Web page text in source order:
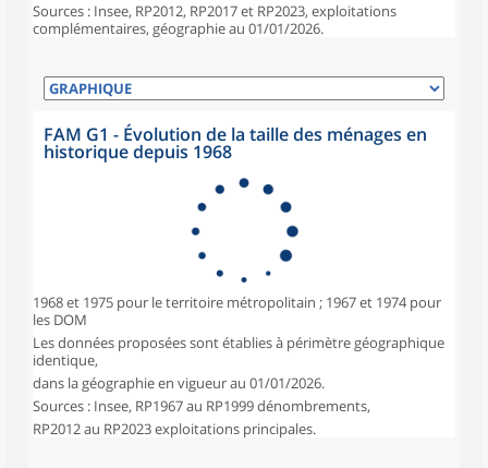
Sources : Insee, RP2012, RP2017 et RP2023, exploitations
complémentaires, géographie au 01/01/2026.
FAM G1 - Évolution de la taille des ménages en
historique depuis 1968
1968 et 1975 pour le territoire métropolitain ; 1967 et 1974 pour
les DOM
Les données proposées sont établies à périmètre géographique
identique,
dans la géographie en vigueur au 01/01/2026.
Sources : Insee, RP1967 au RP1999 dénombrements,
RP2012 au RP2023 exploitations principales.